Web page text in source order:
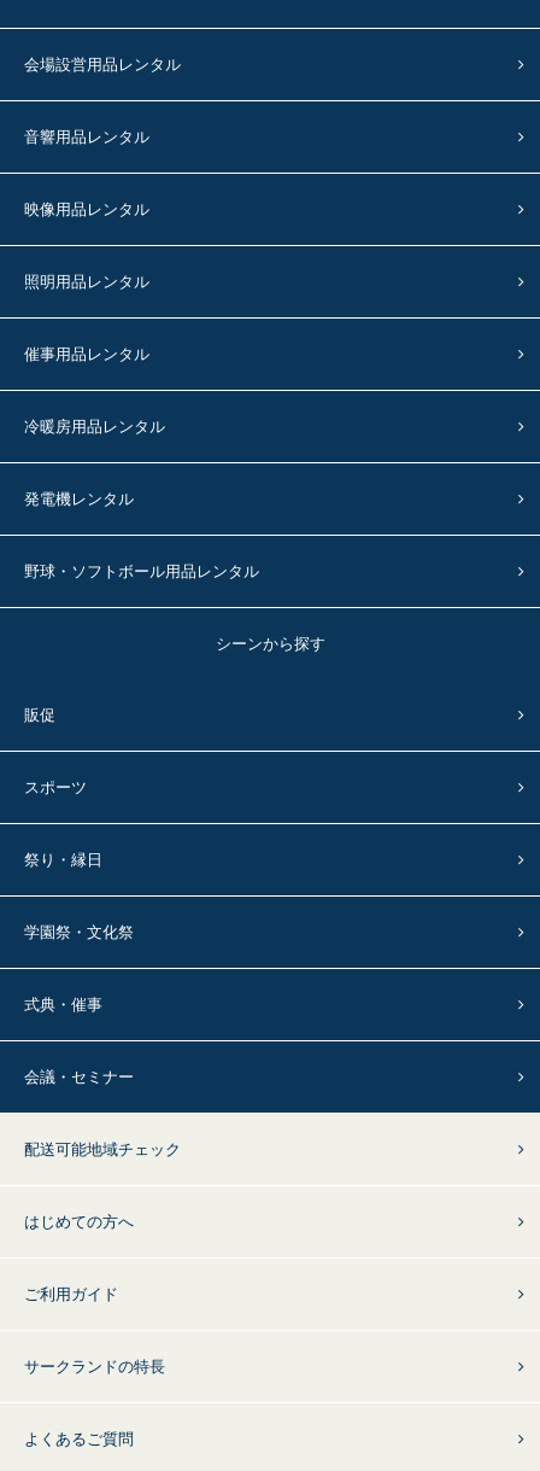
会場設営用品レンタル
音響用品レンタル
映像用品レンタル
照明用品レンタル
催事用品レンタル
冷暖房用品レンタル
発電機レンタル
野球・ソフトボール用品レンタル
シーンから探す
販促
スポーツ
祭り・縁日
学園祭・文化祭
式典・催事
会議・セミナー
配送可能地域チェック
はじめての方へ
ご利用ガイド
サークランドの特長
よくあるご質問